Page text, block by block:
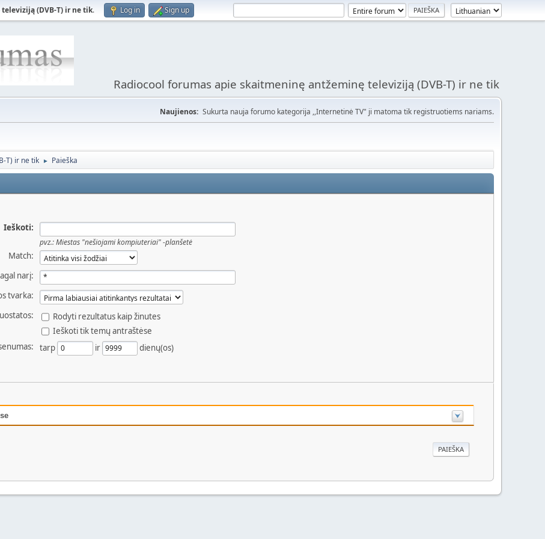
(DVB-T) ir ne tik. Log in Sign up
Radiocool forumas apie skaitmeninę antžeminę televiziją (DVB-T) ir ne tik
Naujienos: Sukurta nauja forumo kategorija ,,Internetinė TV" ji matoma tik registruotiems nariams.
T) ir ne tik ► Paieška
Ieškoti:
pvz.:Miestas "nešiojami kompiuteriai" -planšetė
Match:
narį:
tvarka:
Rodyti rezultatus kaip žinutes
Ieškoti tik temų antraštėse
tarp ir dienų(os)